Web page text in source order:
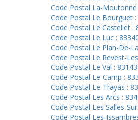
Code Postal La-Moutonne
Code Postal Le Bourguet :
Code Postal Le Castellet :
Code Postal Le Luc : 83340
Code Postal Le Plan-De-
Code Postal Le Revest-
Code Postal Le Val : 83143
Code Postal Le-Camp :
Code Postal Le-Trayas :
Code Postal Les Arcs :
Code Postal Les Salles-
Code Postal Les-